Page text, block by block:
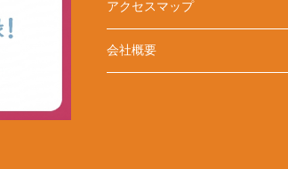
アクセスマップ
会社概要